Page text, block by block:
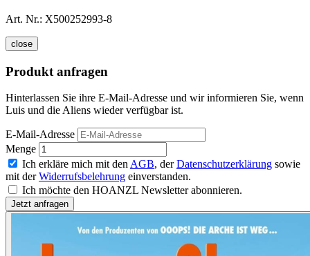
Art. Nr.: X500252993-8
close
Produkt anfragen
Hinterlassen Sie ihre E-Mail-Adresse und wir informieren Sie, wenn
Luis und die Aliens wieder verfügbar ist.
E-Mail-Adresse
Menge
Ich erkläre mich mit den AGB, derDatenschutzerklärung sowie
mit derWiderrufsbelehrung einverstanden.
Ich möchte den HOANZL Newsletter abonnieren.